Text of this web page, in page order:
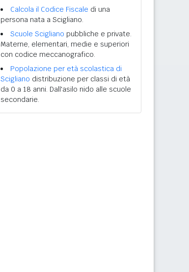
Calcola il Codice Fiscale di una
persona nata a Scigliano.
Scuole Scigliano pubbliche e private.
Materne, elementari, medie e superiori
con codice meccanografico.
Popolazione per età scolastica di
Scigliano distribuzione per classi di età
da 0 a 18 anni. Dall'asilo nido alle scuole
secondarie.